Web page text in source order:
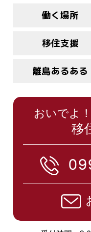
働く場所
移住支援
離島あるある
おいでよ
移